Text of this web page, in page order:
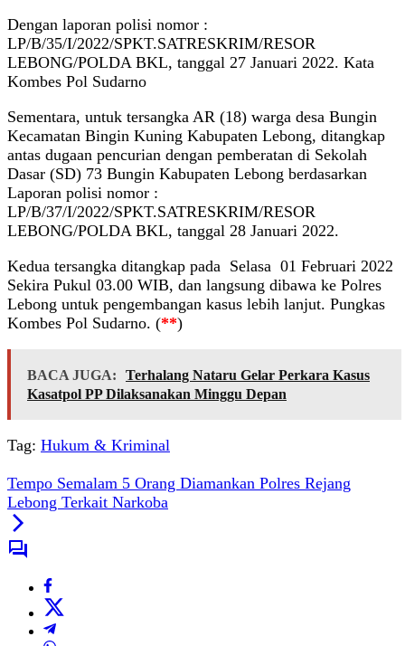
Dengan laporan polisi nomor :
LP/B/35/I/2022/SPKT.SATRESKRIM/RESOR
LEBONG/POLDA BKL, tanggal 27 Januari 2022. Kata
Kombes Pol Sudarno
Sementara, untuk tersangka AR (18) warga desa Bungin
Kecamatan Bingin Kuning Kabupaten Lebong, ditangkap
antas dugaan pencurian dengan pemberatan di Sekolah
Dasar (SD) 73 Bungin Kabupaten Lebong berdasarkan
Laporan polisi nomor :
LP/B/37/I/2022/SPKT.SATRESKRIM/RESOR
LEBONG/POLDA BKL, tanggal 28 Januari 2022.
Kedua tersangka ditangkap pada Selasa 01 Februari 2022
Sekira Pukul 03.00 WIB, dan langsung dibawa ke Polres
Lebong untuk pengembangan kasus lebih lanjut. Pungkas
Kombes Pol Sudarno. (**)
BACA JUGA:
Terhalang Nataru Gelar Perkara Kasus
Kasatpol PP Dilaksanakan Minggu Depan
Tag: Hukum & Kriminal
Tempo Semalam 5 Orang Diamankan Polres Rejang
Lebong Terkait Narkoba